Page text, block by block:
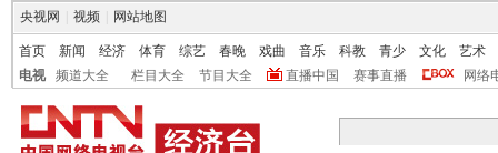
央视网 视频 网站地图
首页 新闻 经济 体育 综艺 春晚 戏曲 音乐 科教 青少 文化
艺术
电视
频道大全 栏目大全 节目大全 直播中国 赛事直播 网络